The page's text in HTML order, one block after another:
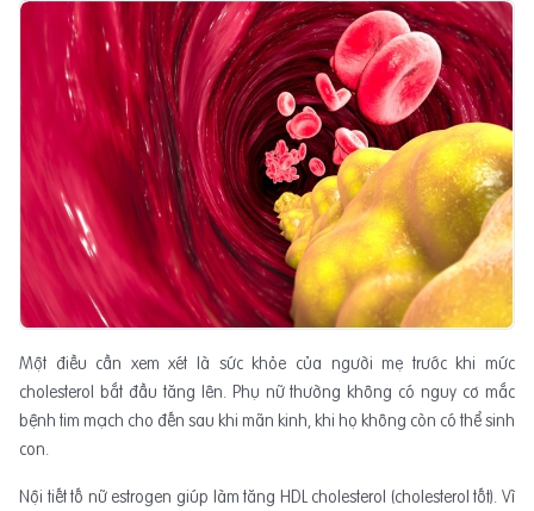
Một điều cần xem xét là sức khỏe của người mẹ trước khi mức
cholesterol bắt đầu tăng lên. Phụ nữ thường không có nguy cơ mắc
bệnh tim mạch cho đến sau khi mãn kinh, khi họ không còn có thể sinh
con.
Nội tiết tố nữ estrogen giúp làm tăng HDL cholesterol (cholesterol tốt). Vì